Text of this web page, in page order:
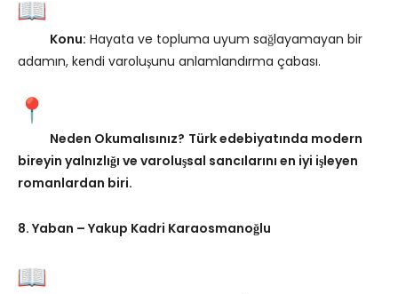
Konu: Hayata ve topluma uyum sağlayamayan bir
adamın, kendi varoluşunu anlamlandırma çabası.
Neden Okumalısınız? Türk edebiyatında modern
bireyin yalnızlığı ve varoluşsal sancılarını en iyi işleyen
romanlardan biri.
8. Yaban – Yakup Kadri Karaosmanoğlu